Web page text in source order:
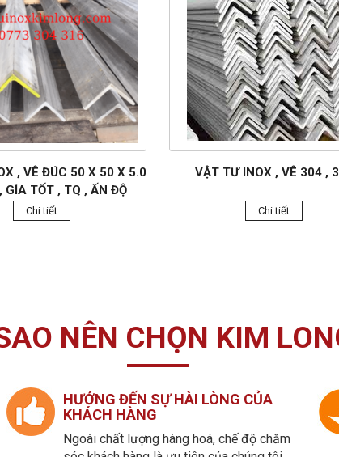
, VÊ ĐÚC 50 X 50 X 5.0
GÍA TỐT , TQ , ẤN ĐỘ
Chi tiết
VẬT TƯ INOX , VÊ 304 ,
Chi tiết
NÊN CHỌN KIM
HƯỚNG ĐẾN SỰ HÀI LÒNG CỦA
KHÁCH HÀNG
Ngoài chất lượng hàng hoá, chế độ chăm